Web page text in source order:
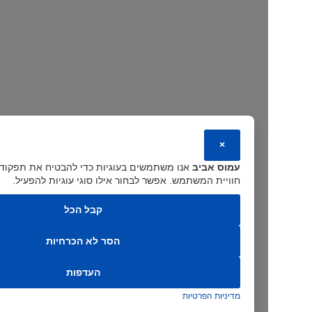
עמוס אביבאנו משתמשים בעוגיות כדי להבטיח את תפקוד האתר
חוויית המשתמש. אפשר לבחור אילו סוגי עוגיות להפעיל.
הסר לא הכרחיות
מדיניות הפרטיות